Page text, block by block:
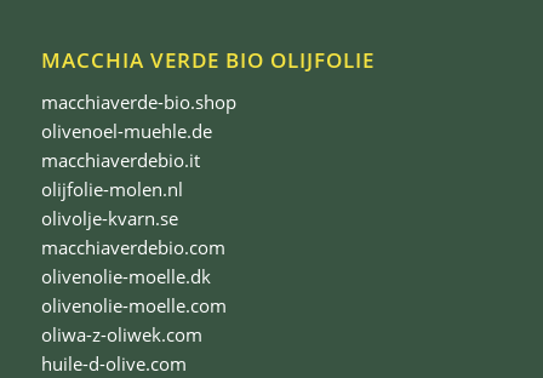
MACCHIA VERDE BIO OLIJFOLIE
macchiaverde-bio.shop
olivenoel-muehle.de
macchiaverdebio.it
olijfolie-molen.nl
olivolje-kvarn.se
macchiaverdebio.com
olivenolie-moelle.dk
olivenolie-moelle.com
oliwa-z-oliwek.com
huile-d-olive.com